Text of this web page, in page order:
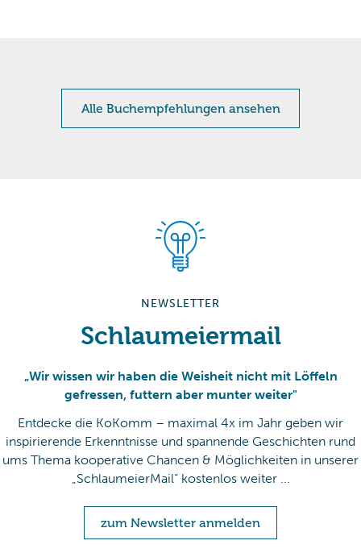
Alle Buchempfehlungen ansehen
NEWSLETTER
Schlaumeiermail
„Wir wissen wir haben die Weisheit nicht mit Löffeln
gefressen, futtern aber munter weiter"
Entdecke die KoKomm – maximal 4x im Jahr geben wir
inspirierende Erkenntnisse und spannende Geschichten rund
ums Thema kooperative Chancen & Möglichkeiten in unserer
„SchlaumeierMail“ kostenlos weiter ...
zum Newsletter anmelden